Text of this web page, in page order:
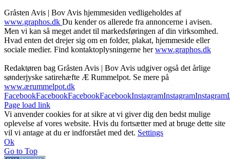
Gråsten Avis | Bov Avis hjemmesiden vedligeholdes af
www.graphos.dk Du kender os allerede fra annoncerne i avisen.
Men vi kan så meget andet til markedsføringen af din virksomhed.
Hvad enten det drejer sig om en folder, plakat, hjemmeside eller
sociale medier. Find kontaktoplysningerne herwww.graphos.dk
Redaktøren bag Gråsten Avis | Bov Avis udgiver også det årlige
sønderjyske satirehæfte Æ Rummelpot. Se mere på
www.ærummelpot.dk
FacebookFacebookFacebookFacebookInstagramInstagramInstagram
Page load link
Vi anvender cookies for at sikre at vi giver dig den bedst mulige
oplevelse af vores website. Hvis du fortsætter med at bruge dette site
vil vi antage at du er indforstået med det. Settings
Ok
Go to Top